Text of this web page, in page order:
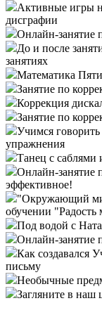
Активные игры
дисграфии
Онлайн-занятие
До и после
занятиях
Математика
Занятие по
Коррекция
Занятие по
Учимся
упражнения
Танец с саблями
Онлайн-занятие
эффективное!
"Окружающий
обучении "Радость
Под водой с
Онлайн-занятие
Как создавался
письму
Необычные
Загляните в наш